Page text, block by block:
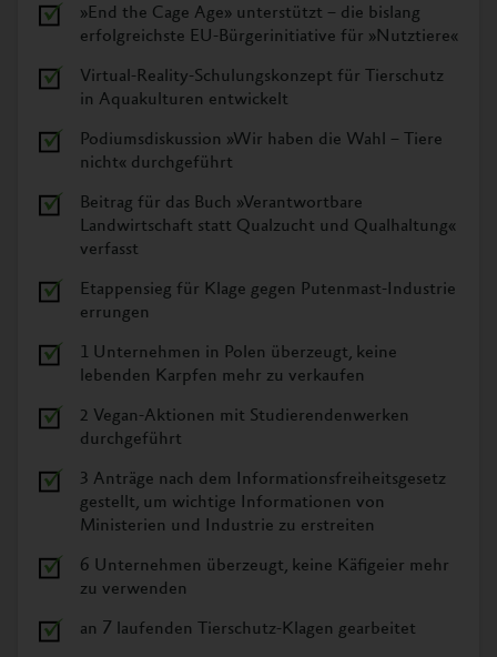
»End the Cage Age» unterstützt – die bislang
erfolgreichste EU-Bürgerinitiative für »Nutztiere«
Virtual-Reality-Schulungskonzept für Tierschutz
in Aquakulturen entwickelt
Podiumsdiskussion »Wir haben die Wahl – Tiere
nicht« durchgeführt
Beitrag für das Buch »Verantwortbare
Landwirtschaft statt Qualzucht und Qualhaltung«
verfasst
Etappensieg für Klage gegen Putenmast-Industrie
errungen
1 Unternehmen in Polen überzeugt, keine
lebenden Karpfen mehr zu verkaufen
2 Vegan-Aktionen mit Studierendenwerken
durchgeführt
3 Anträge nach dem Informationsfreiheitsgesetz
gestellt, um wichtige Informationen von
Ministerien und Industrie zu erstreiten
6 Unternehmen überzeugt, keine Käfigeier mehr
zu verwenden
an 7 laufenden Tierschutz-Klagen gearbeitet